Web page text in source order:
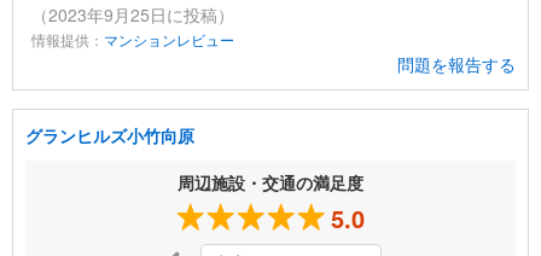
（2023年9月25日に投稿）
情報提供： マンションレビュー
問題を報告する
グランヒルズ小竹向原
周辺施設・交通の満足度
5.0